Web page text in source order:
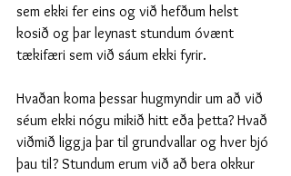
sem ekki fer eins og við hefðum helst
kosið og þar leynast stundum óvænt
tækifæri sem við sáum ekki fyrir.
Hvaðan koma þessar hugmyndir um að við
séum ekki nógu mikið hitt eða þetta? Hvað
viðmið liggja þar til grundvallar og hver bjó
þau til? Stundum erum við að bera okkur